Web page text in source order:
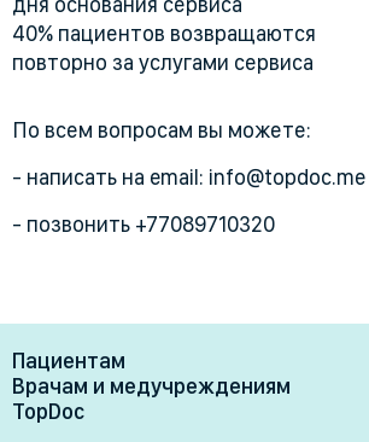
40% пациентов возвращаются
повторно за услугами сервиса
По всем вопросам вы можете:
- написать на email: info@topdoc.me
- позвонить +77089710320
Пациентам
Врачи
Клиники
Врачам и медучреждениям
Преимущества
TopDoc